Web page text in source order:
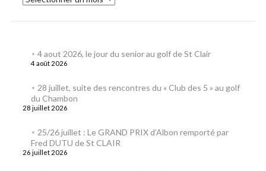
4 aout 2026, le jour du senior au golf de St Clair
4 août 2026
28 juillet, suite des rencontres du « Club des 5 » au golf
du Chambon
28 juillet 2026
25/26 juillet : Le GRAND PRIX d’Albon remporté par
Fred DUTU de St CLAIR
26 juillet 2026